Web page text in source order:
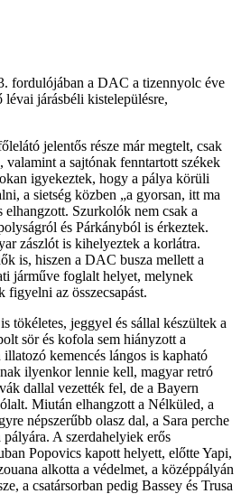
fordulójában a DAC a tizennyolc éve
járásbéli kistelepülésre,
jelentős része már megtelt, csak
a sajtónak fenntartott székek
igyekeztek, hogy a pálya körüli
a sietség közben „a gyorsan, itt ma
elhangzott. Szurkolók nem csak a
és Párkányból is érkeztek.
zászlót is kihelyeztek a korlátra.
is, hiszen a DAC busza mellett a
járműve foglalt helyet, melynek
figyelni az összecsapást.
tökéletes, jeggyel és sállal készültek a
sör és kofola sem hiányzott a
kemencés lángos is kapható
ilyenkor lennie kell, magyar retró
dallal vezették fel, de a Bayern
Miután elhangzott a Nélküled, a
népszerűbb olasz dal, a Sara perche
A szerdahelyiek erős
Popovics kapott helyett, előtte Yapi,
alkotta a védelmet, a középpályán
a csatársorban pedig Bassey és Trusa